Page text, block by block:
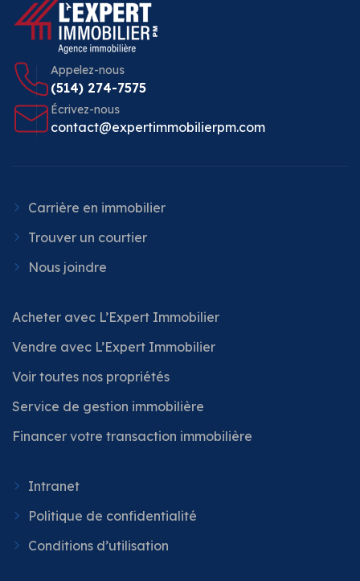
Appelez-nous
(514) 274-7575
Écrivez-nous
contact@expertimmobilierpm.com
Carrière en immobilier
Trouver un courtier
Nous joindre
Acheter avec L’Expert Immobilier
Vendre avec L’Expert Immobilier
Voir toutes nos propriétés
Service de gestion immobilière
Financer votre transaction immobilière
Intranet
Politique de confidentialité
Conditions d’utilisation